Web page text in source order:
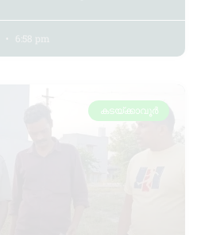
6:58 pm
കടയ്ക്കാവൂർ